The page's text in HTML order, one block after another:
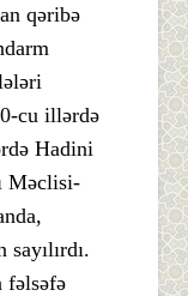
qəribə
cu illərdə
Hadini
Məclisi-
fəlsəfə